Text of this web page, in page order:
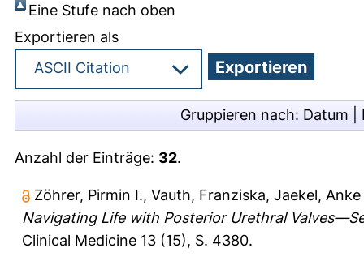
Eine Stufe nach oben
Exportieren als
Gruppieren nach: Datum
Anzahl der Einträge: 32.
Zöhrer, Pirmin I., Vauth, Franziska, Jaekel, Anke
Navigating Life with Posterior Urethral
Clinical Medicine 13 (15), S. 4380.